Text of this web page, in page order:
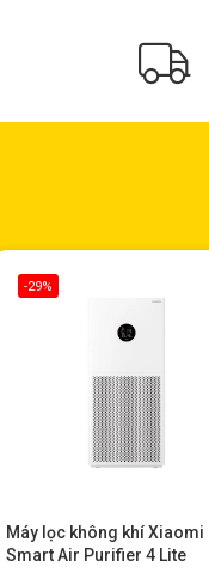
-29%
Máy lọc không khí Xiaomi
Smart Air Purifier 4 Lite